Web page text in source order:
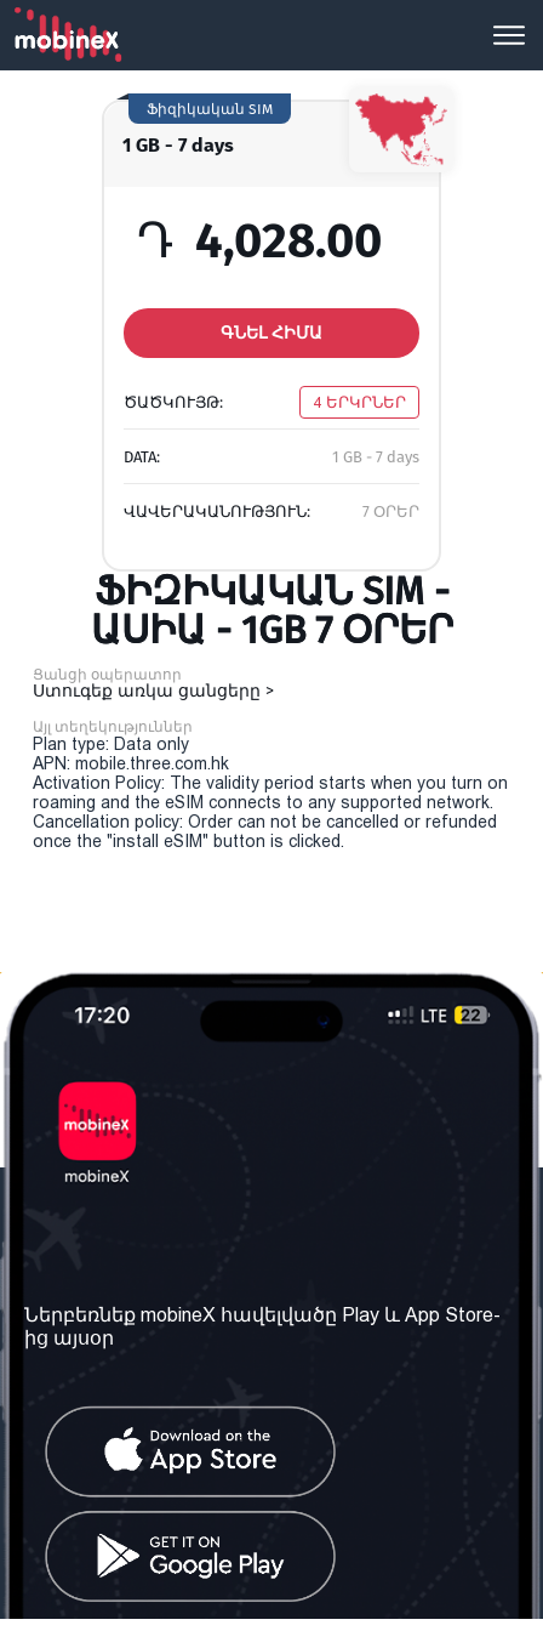
1 GB - 7 days
Ֆիզիկական SIM
Դ 4,028.00
ԳՆԵԼ ՀԻՄԱ
ԾԱԾԿՈՒՅԹ: 4 ԵՐԿՐՆԵՐ
DATA: 1 GB - 7 days
ՎԱՎԵՐԱԿԱՆՈՒԹՅՈՒՆ: 7 ՕՐԵՐ
ՖԻԶԻԿԱԿԱՆ SIM -
ԱՍԻԱ - 1GB 7 ՕՐԵՐ
Ցանցի օպերատոր
Ստուգեք առկա ցանցերը >
Այլ տեղեկություններ
Plan type: Data only
APN: mobile.three.com.hk
Activation Policy: The validity period starts when you turn on
roaming and the eSIM connects to any supported network.
Cancellation policy: Order can not be cancelled or refunded
once the "install eSIM" button is clicked.
Մեր մասին
Մեր ծառայությունները
Պայմաններ և դրույթներ
Հաճախ տրվող հարցեր
Կապ մեզ հետ
Միացյալ
Թագավորություն: Մենք
գործընկեր ենք
փնտրում
Հայաստանում
Տարածել
սոցիալական
ցանցում
Ներբեռնեք mobineX հավելվածը Play և App Store-
ից այսօր